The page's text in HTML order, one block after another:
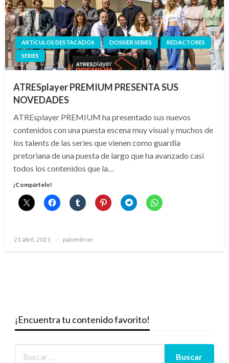
ARTÍCULOS DESTACADOS DOSSIER SERIES
REDACTORES
SERIES
ATRESplayer PREMIUM PRESENTA SUS
NOVEDADES
ATREsplayer PREMIUM ha presentado sus nuevos
contenidos con una puesta escena muy visual y muchos de
los talents de las series que vienen como guardia
pretoriana de una puesta de largo que ha avanzado casi
todos los contenidos que la…
¡Compártelo!
Publicado
21 abril, 2021 palomitron
¡Encuentra tu contenido favorito!